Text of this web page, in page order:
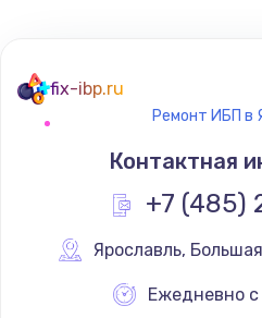
fix-ibp.ru
Ремонт ИБП в
Контактная
+7 (485)
Ярославль,
Ежедневно